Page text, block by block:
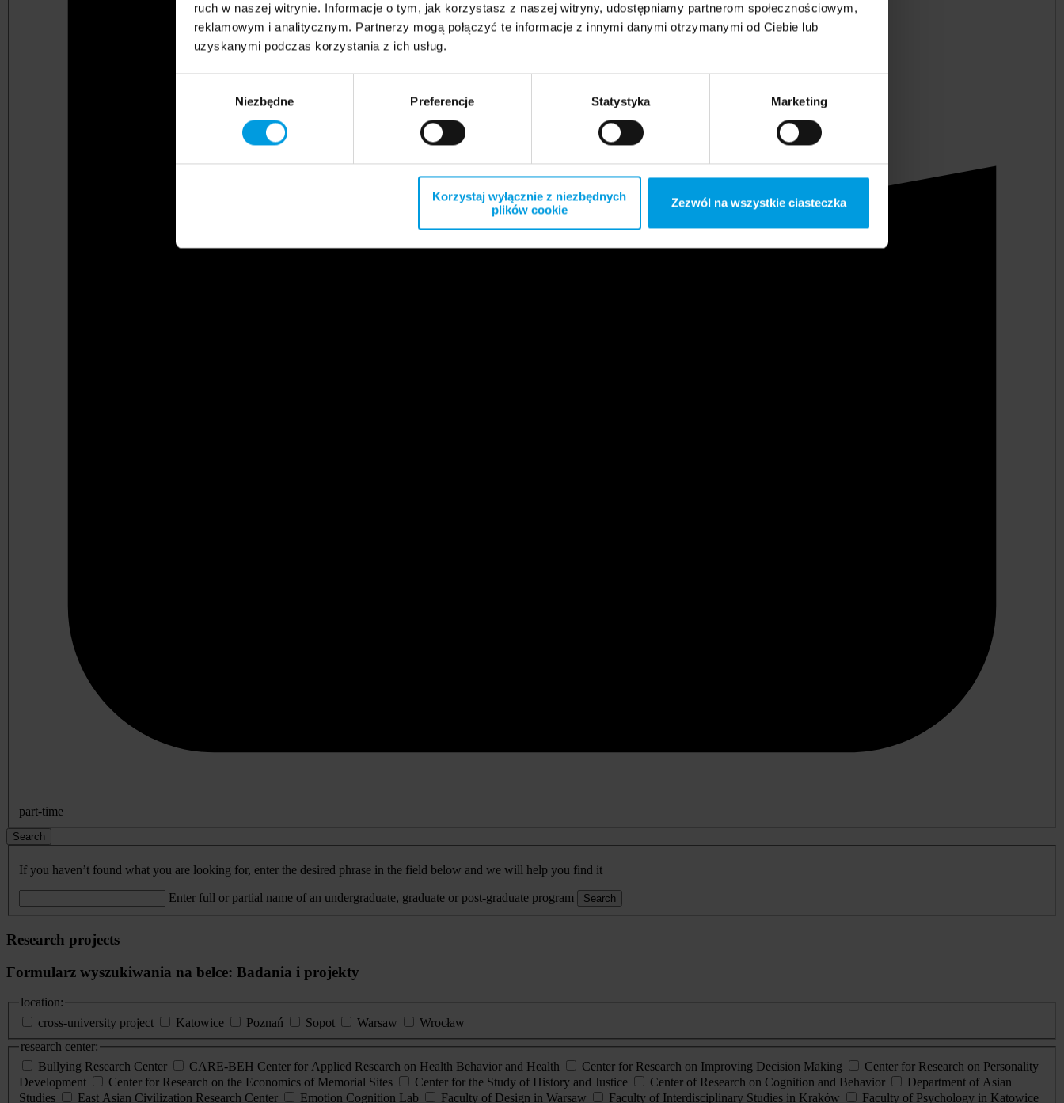
ruch w naszej witrynie. Informacje o tym, jak korzystasz z naszej witryny, udostępniamy partnerom społecznościowym,
reklamowym i analitycznym. Partnerzy mogą połączyć te informacje z innymi danymi otrzymanymi od Ciebie lub
uzyskanymi podczas korzystania z ich usług.
Niezbędne Preferencje Statystyka Marketing
Korzystaj wyłącznie z niezbędnych
plików cookie
Zezwól na wszystkie ciasteczka
part-time
Search
If you haven’t found what you are looking for, enter the desired phrase in the field below and we will help you find it
Enter full or partial name of an undergraduate, graduate or post-graduate program Search
Research projects
Formularz wyszukiwania na belce: Badania i projekty
location:
cross-university project
Katowice Poznań Sopot Warsaw
Wrocław
research center:
Bullying Research Center
CARE-BEH Center for Applied Research on Health Behavior and Health Center for Research on Improving Decision Making
Center for Research on Personality
Development
Center for Research on the Economics of Memorial Sites Center for the Study of History and Justice Center of Research on Cognition and Behavior
Department of Asian
Studies
East Asian Civilization Research Center Emotion Cognition Lab Faculty of Design in Warsaw Faculty of Interdisciplinary Studies in Kraków Faculty of Psychology in Katowice